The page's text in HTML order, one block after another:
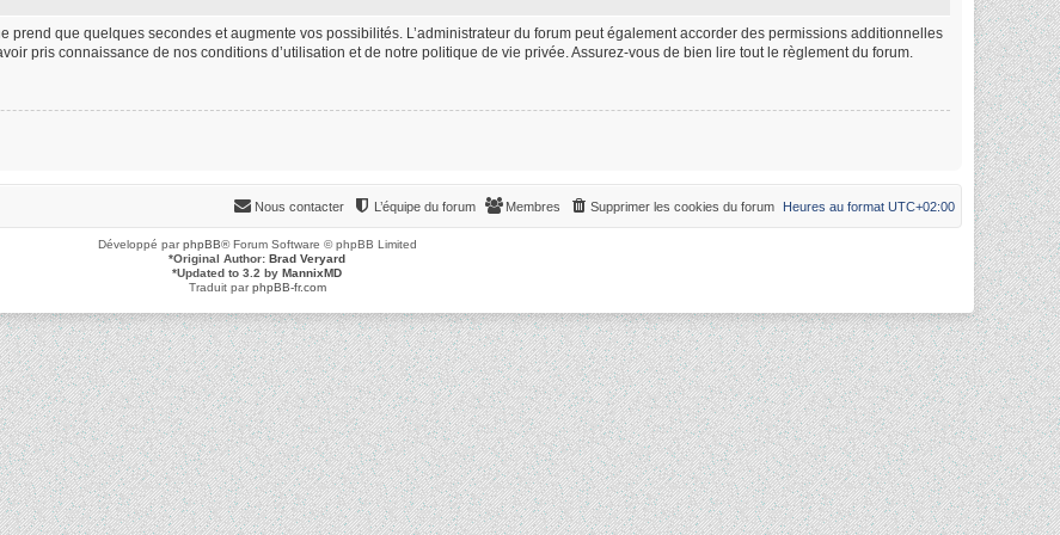
prend que quelques secondes et augmente vos possibilités. L’administrateur du forum peut également accorder des permissions additionnelles
pris connaissance de nos conditions d’utilisation et de notre politique de vie privée. Assurez-vous de bien lire tout le règlement du forum.
Heures au format UTC+02:00
Supprimer les cookies du forum
Membres
L’équipe du forum
Nous contacter
Développé parphpBB® Forum Software © phpBB Limited
*Original Author: Brad Veryard
*Updated to 3.2 by MannixMD
Traduit parphpBB-fr.com